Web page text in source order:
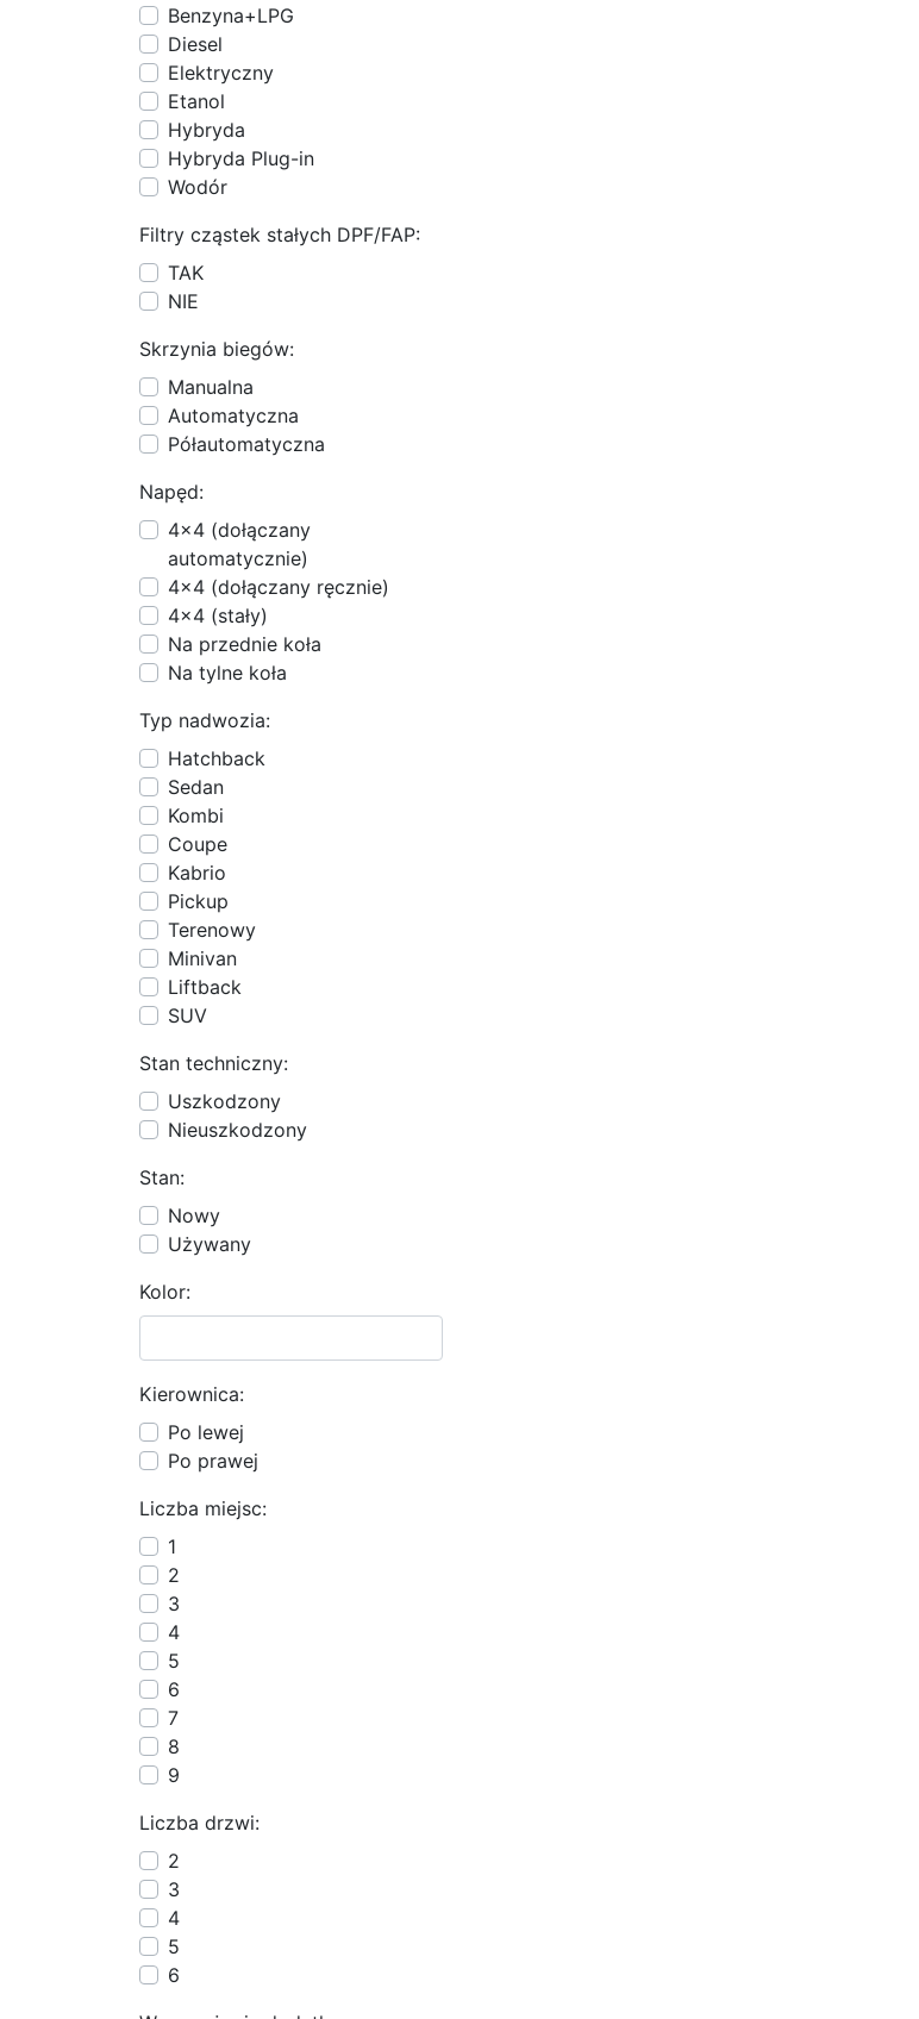
Benzyna+LPG
Diesel
Elektryczny
Etanol
Hybryda
Hybryda Plug-in
Wodór
Filtry cząstek stałych DPF/FAP:
TAK
NIE
Skrzynia biegów:
Manualna
Automatyczna
Półautomatyczna
Napęd:
4x4 (dołączany
automatycznie)
4x4 (dołączany ręcznie)
4x4 (stały)
Na przednie koła
Na tylne koła
Typ nadwozia:
Hatchback
Sedan
Kombi
Coupe
Kabrio
Pickup
Terenowy
Minivan
Liftback
SUV
Stan techniczny:
Uszkodzony
Nieuszkodzony
Stan:
Nowy
Używany
Kolor:
Kierownica:
Po lewej
Po prawej
Liczba miejsc:
1
2
3
4
5
6
7
8
9
Liczba drzwi:
2
3
4
5
6